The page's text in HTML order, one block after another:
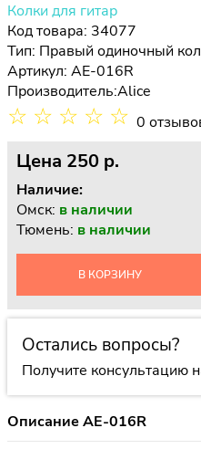
Колки для гитар
Код товара: 34077
Тип: Правый одиночный
Артикул: AE-016R
Производитель:Alice
☆ ☆ ☆ ☆ ☆ 0
Цена 250 p.
Наличие:
Омск: в наличии
Тюмень: в наличии
В КОРЗИНУ
Остались вопросы?
Получите консультацию
Описание AE-016R